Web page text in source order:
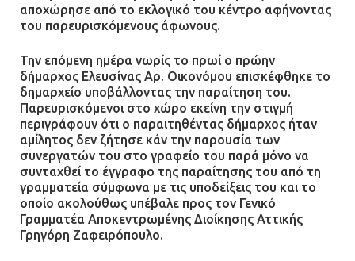
αποχώρησε από το εκλογικό του κέντρο αφήνοντας
του παρευρισκόμενους άφωνους.
Την επόμενη ημέρα νωρίς το πρωί ο πρώην
δήμαρχος Ελευσίνας Αρ. Οικονόμου επισκέφθηκε το
δημαρχείο υποβάλλοντας την παραίτηση του.
Παρευρισκόμενοι στο χώρο εκείνη την στιγμή
περιγράφουν ότι ο παραιτηθέντας δήμαρχος ήταν
αμίλητος δεν ζήτησε κάν την παρουσία των
συνεργατών του στο γραφείο του παρά μόνο να
συνταχθεί το έγγραφο της παραίτησης του από τη
γραμματεία σύμφωνα με τις υποδείξεις του και το
οποίο ακολούθως υπέβαλε προς τον Γενικό
Γραμματέα Αποκεντρωμένης Διοίκησης Αττικής
Γρηγόρη Ζαφειρόπουλο.